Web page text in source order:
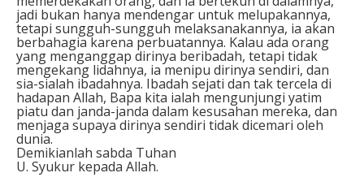
jadi bukan hanya mendengar untuk melupakannya,
tetapi sungguh-sungguh melaksanakannya, ia akan
berbahagia karena perbuatannya. Kalau ada orang
yang menganggap dirinya beribadah, tetapi tidak
mengekang lidahnya, ia menipu dirinya sendiri, dan
sia-sialah ibadahnya. Ibadah sejati dan tak tercela di
hadapan Allah, Bapa kita ialah mengunjungi yatim
piatu dan janda-janda dalam kesusahan mereka, dan
menjaga supaya dirinya sendiri tidak dicemari oleh
dunia.
Demikianlah sabda Tuhan
U. Syukur kepada Allah.